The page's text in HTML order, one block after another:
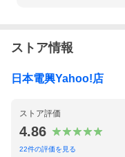
ストア情報
日本電興Yahoo!店
ストア評価
4.86
22件の評価を見る